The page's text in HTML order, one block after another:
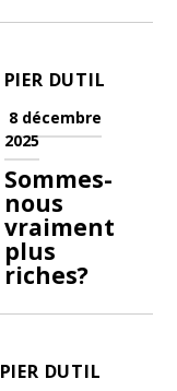
PIER DUTIL
8 décembre
2025
Sommes-
nous
vraiment
plus
riches?
PIER DUTIL